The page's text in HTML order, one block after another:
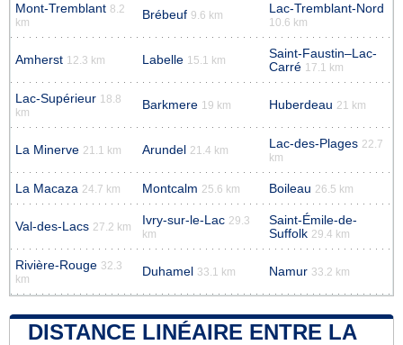
Mont-Tremblant 8.2
km
Brébeuf 9.6 km Lac-Tremblant-Nord
10.6 km
Amherst 12.3 km Labelle 15.1 km
Saint-Faustin–Lac-
Carré 17.1 km
Lac-Supérieur 18.8
km
Barkmere 19 km Huberdeau 21 km
La Minerve 21.1 km Arundel 21.4 km Lac-des-Plages 22.7
km
La Macaza 24.7 km Montcalm 25.6 km Boileau 26.5 km
Val-des-Lacs 27.2 km Ivry-sur-le-Lac 29.3
km
Saint-Émile-de-
Suffolk 29.4 km
Rivière-Rouge 32.3
km
Duhamel 33.1 km Namur 33.2 km
DISTANCE LINÉAIRE ENTRE LA